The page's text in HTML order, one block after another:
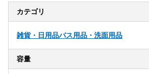
カテゴリ
雑貨・日用品バス用品・洗面用品
容量